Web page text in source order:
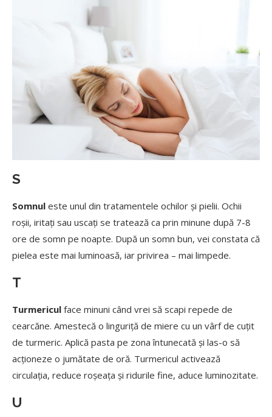
S
Somnul este unul din tratamentele ochilor și pielii. Ochii
roșii, iritați sau uscați se tratează ca prin minune după 7-8
ore de somn pe noapte. După un somn bun, vei constata că
pielea este mai luminoasă, iar privirea – mai limpede.
T
Turmericul face minuni când vrei să scapi repede de
cearcăne. Amestecă o linguriță de miere cu un vârf de cuțit
de turmeric. Aplică pasta pe zona întunecată și las-o să
acționeze o jumătate de oră. Turmericul activează
circulația, reduce roșeața și ridurile fine, aduce luminozitate.
U